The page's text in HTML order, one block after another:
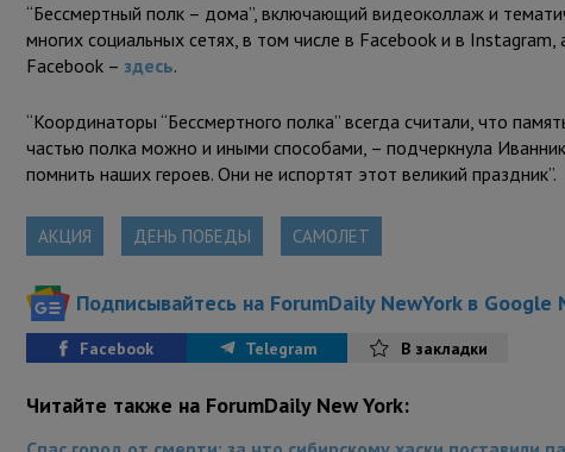
“Бессмертный полк – дома”, включающий видеоколлаж и
многих социальных сетях, в том числе в Facebook и в
Facebook – здесь.
“Координаторы “Бессмертного полка” всегда считали, что
частью полка можно и иными способами, – подчеркнула
помнить наших героев. Они не испортят этот великий праздник”.
АКЦИЯ ДЕНЬ ПОБЕДЫ САМОЛЕТ
Подписывайтесь на ForumDaily NewYork в Google
Facebook Telegram В закладки
Читайте также на ForumDaily New York: